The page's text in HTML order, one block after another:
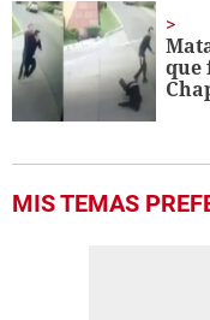
que
MIS TEMAS